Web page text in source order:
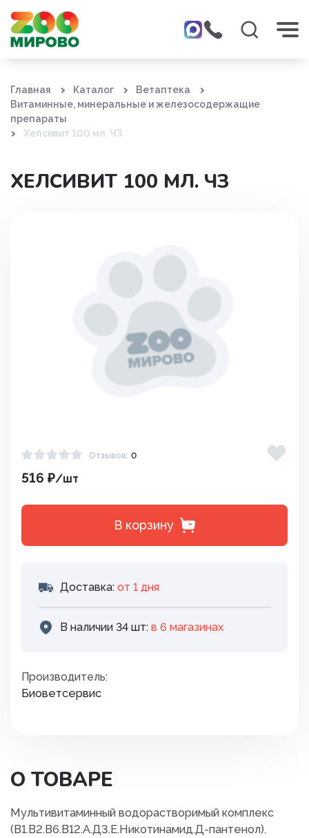
Главная Каталог
Ветаптека
Витаминные, минеральные и железосодержащие
препараты
Хелсивит 100 мл. ЧЗ
ХЕЛСИВИТ 100 МЛ. ЧЗ
Отзывов: 0
516 ₽/шт
В корзину
Доставка: от 1 дня
В наличии 34 шт: в 6 магазинах
Производитель:
Биоветсервис
О ТОВАРЕ
Мультивитаминный водорастворимый комплекс
(В1.В2.В6.В12.А.Д3.Е.Никотинамид.Д-пантенол).